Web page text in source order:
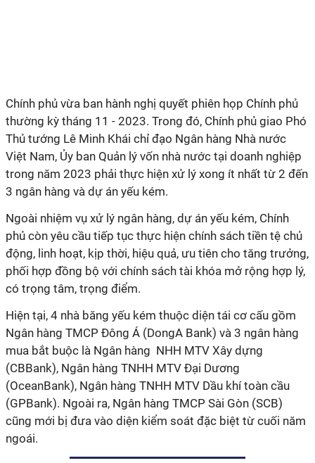
Chính phủ vừa ban hành nghị quyết phiên họp Chính phủ
thường kỳ tháng 11 - 2023. Trong đó, Chính phủ giao Phó
Thủ tướng Lê Minh Khái chỉ đạo Ngân hàng Nhà nước
Việt Nam, Ủy ban Quản lý vốn nhà nước tại doanh nghiệp
trong năm 2023 phải thực hiện xử lý xong ít nhất từ 2 đến
3 ngân hàng và dự án yếu kém.
Ngoài nhiệm vụ xử lý ngân hàng, dự án yếu kém, Chính
phủ còn yêu cầu tiếp tục thực hiện chính sách tiền tệ chủ
động, linh hoạt, kịp thời, hiệu quả, ưu tiên cho tăng trưởng,
phối hợp đồng bộ với chính sách tài khóa mở rộng hợp lý,
có trọng tâm, trọng điểm.
Hiện tại, 4 nhà băng yếu kém thuộc diện tái cơ cấu gồm
Ngân hàng TMCP Đông Á (DongA Bank) và 3 ngân hàng
mua bắt buộc là Ngân hàng NHH MTV Xây dựng
(CBBank), Ngân hàng TNHH MTV Đại Dương
(OceanBank), Ngân hàng TNHH MTV Dầu khí toàn cầu
(GPBank). Ngoài ra, Ngân hàng TMCP Sài Gòn (SCB)
cũng mới bị đưa vào diện kiểm soát đặc biệt từ cuối năm
ngoái.